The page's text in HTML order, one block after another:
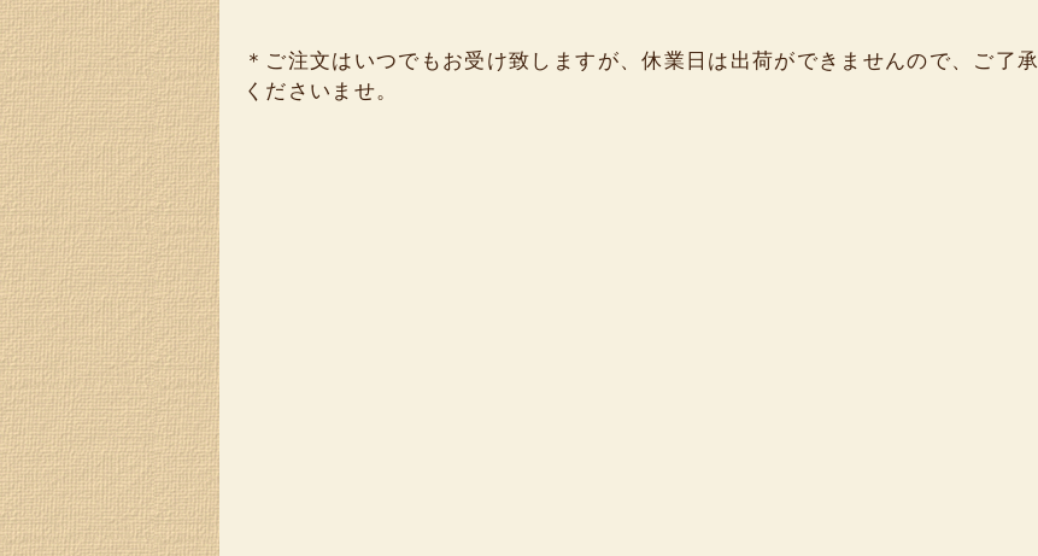
＊ご注文はいつでもお受け致しますが、休業日は出荷ができませんので、ご了承
くださいませ。